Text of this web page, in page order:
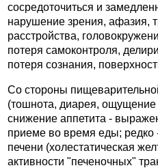
сосредоточиться и
нарушение зрения, афазия,
расстройства,
потеря самоконтроля,
потеря сознания,
Со стороны
(тошнота, диарея, ощущение
снижение аппетита -
приеме во время еды;
печени (холестатическая
активности "печеночных"